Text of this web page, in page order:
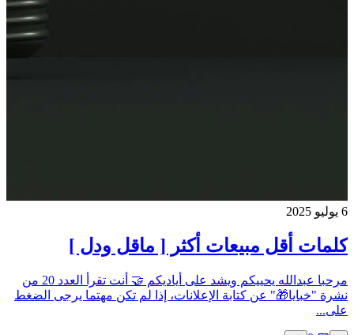
6 يوليو 2025
كلمات أقل مبيعات أكثر [ ماقل ودل ]
مرحبا عبدالله يحييكم ويشد على أياديكم 🤝 أنت تقرأ العدد 20 من
نشرة "خبايا🎁" عن كتابة الإعلانات، إذا لم تكن مهتما يرجى الضغط
على...